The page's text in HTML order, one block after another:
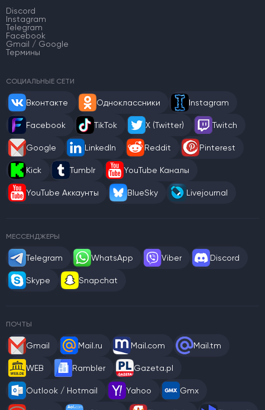
Discord
Instagram
Telegram
Facebook
Gmail / Google
Термины
СОЦИАЛЬНЫЕ СЕТИ
Вконтакте Одноклассники Instagram
Facebook TikTok X (Twitter) Twitch
Google LinkedIn Reddit Pinterest
Kick Tumblr YouTube Каналы
YouTube Аккаунты BlueSky Livejournal
МЕССЕНДЖЕРЫ
Telegram WhatsApp Viber Discord
Skype Snapchat
ПОЧТЫ
Gmail Mail.ru Mail.com Mail.tm
WEB Rambler Gazeta.pl
Outlook / Hotmail Yahoo Gmx